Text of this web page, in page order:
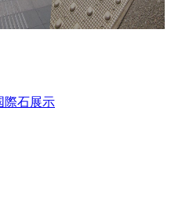
際石展示